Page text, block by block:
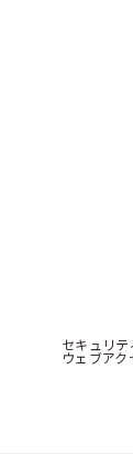
セキュリ
ウェブア